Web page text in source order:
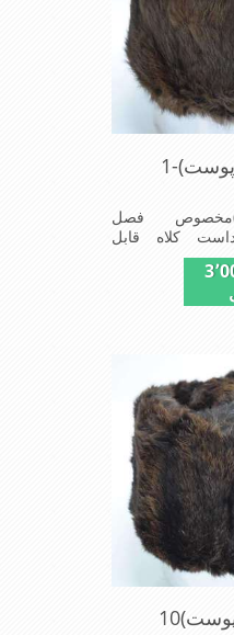
1
فصل
کلاه قابل
استفاده درسایزهای58-59می باشد(فری
ازپوست
وآستری آن
سروپشت گردن